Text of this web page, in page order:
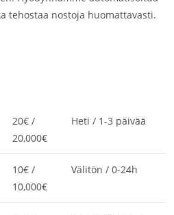
tehostaa nostoja huomattavasti.
20€ /
20,000€
Heti / 1-3 päivää
10€ /
10,000€
Välitön / 0-24h